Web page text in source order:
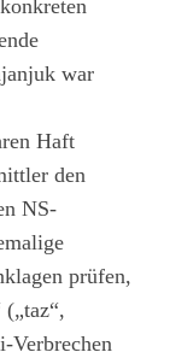
war
Haft
den
NS-
prüfen,
Verbrechen